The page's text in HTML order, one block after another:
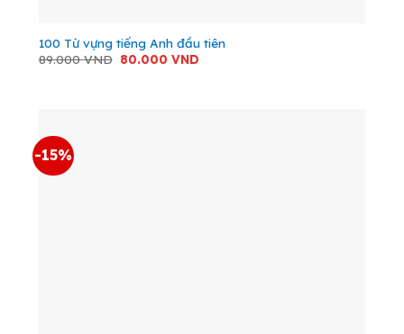
100 Từ vựng tiếng Anh đầu tiên
89.000VND Giá
80.000 VNDGiá
-15%